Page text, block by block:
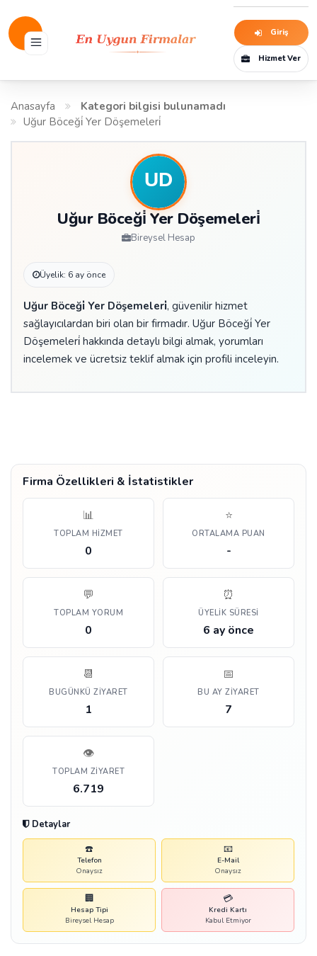
Giriş
Hizmet Ver
Anasayfa
Kategori bilgisi bulunamadı
Uğur Böceği̇ Yer Döşemeleri̇
Uğur Böceği̇ Yer Döşemeleri̇
Bireysel Hesap
Üyelik: 6 ay önce
Uğur Böceği̇ Yer Döşemeleri̇, güvenilir hizmet
sağlayıcılardan biri olan bir firmadır. Uğur Böceği̇ Yer
Döşemeleri̇ hakkında detaylı bilgi almak, yorumları
incelemek ve ücretsiz teklif almak için profili inceleyin.
Firma Özellikleri & İstatistikler
📊
TOPLAM HIZMET
0
⭐
ORTALAMA PUAN
-
💬
TOPLAM YORUM
0
⏰
ÜYELIK SÜRESI
6 ay önce
📆
BUGÜNKÜ ZIYARET
1
📅
BU AY ZIYARET
7
👁️
TOPLAM ZIYARET
6.719
Detaylar
☎️
Telefon
Onaysız
📧
E-Mail
Onaysız
🏢
Hesap Tipi
Bireysel Hesap
💳
Kredi Kartı
Kabul Etmiyor